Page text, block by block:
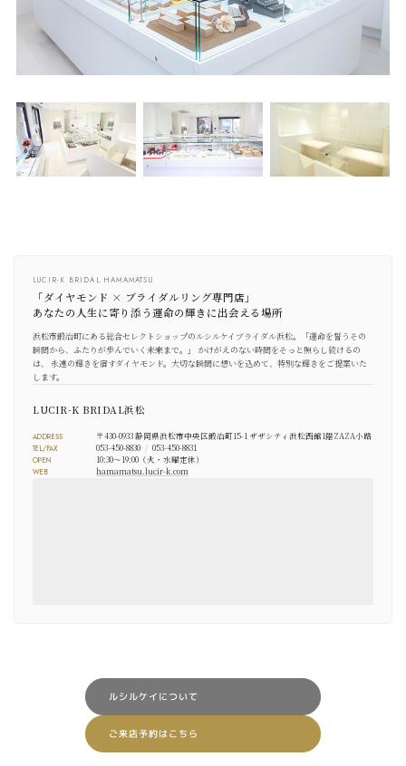
LUCIR-K BRIDAL HAMAMATSU
「ダイヤモンド × ブライダルリング専門店」
あなたの人生に寄り添う運命の輝きに出会える場所
浜松市鍛冶町にある総合セレクトショップのルシルケイブライダル浜松。「運命を誓うその
瞬間から、ふたりが歩んでいく未来まで。」 かけがえのない時間をそっと照らし続けるの
は、 永遠の輝きを宿すダイヤモンド。大切な瞬間に想いを込めて、特別な輝きをご提案いた
します。
LUCIR-K BRIDAL浜松
ADDRESS 〒430-0933 静岡県浜松市中央区鍛冶町15-1 ザザシティ浜松西館1階ZAZA小路
TEL/FAX 053-450-8830 / 053-450-8831
OPEN 10:30～19:00（火・水曜定休）
WEB hamamatsu.lucir-k.com
ルシルケイについて
ご来店予約はこちら